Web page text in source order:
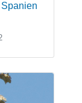
Spanien